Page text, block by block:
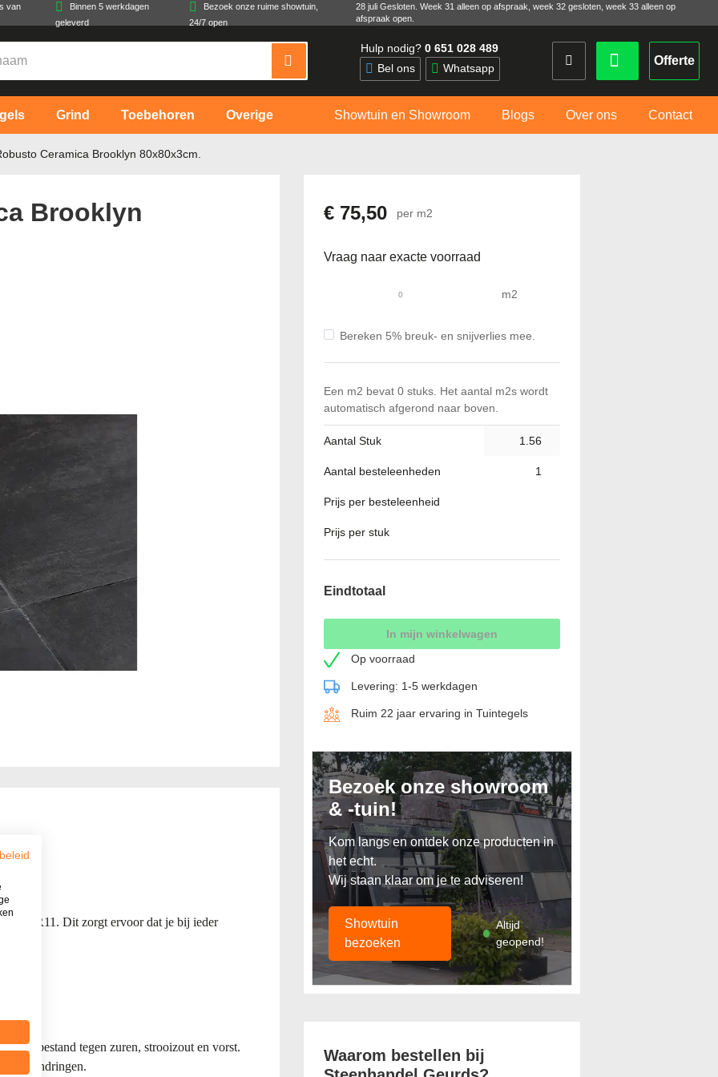
van
Binnen 5 werkdagen
geleverd
Bezoek onze ruime showtuin,
24/7 open
28 juli Gesloten. Week 31 alleen op afspraak, week 32 gesloten, week 33 alleen op
afspraak open.
Hulp nodig?0 651 028 489
Bel ons
Whatsapp
Offerte
Grind Toebehoren Overige Showtuin en Showroom Blogs Over ons Contact
Ceramica Brooklyn 80x80x3cm.
Brooklyn
€ 75,50 per m2
Vraag naar exacte voorraad
m2
Bereken 5% breuk- en snijverlies mee.
Een m2 bevat 0 stuks. Het aantal m2s wordt
automatisch afgerond naar boven.
Aantal Stuk
Aantal besteleenheden
Prijs per besteleenheid
Prijs per stuk
Eindtotaal
In mijn winkelwagen
Op voorraad
Levering: 1-5 werkdagen
Ruim 22 jaar ervaring in Tuintegels
Toevoegen aan offerte
R11. Dit zorgt ervoor dat je bij ieder
en bestand tegen zuren, strooizout en vorst.
indringen.
Bezoek onze showroom
& -tuin!
Kom langs en ontdek onze producten in
het echt.
Wij staan klaar om je te adviseren!
Showtuin
bezoeken
Altijd
geopend!
Waarom bestellen bij